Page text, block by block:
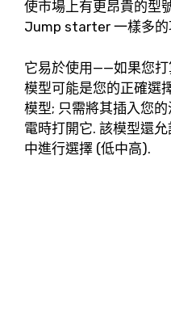
使市場上有更昂貴的型
Jump starter 一樣多的
它易於使用——如果您
模型可能是您的正確選
模型; 只需將其插入您
電時打開它. 該模型還
中進行選擇 (低中高).